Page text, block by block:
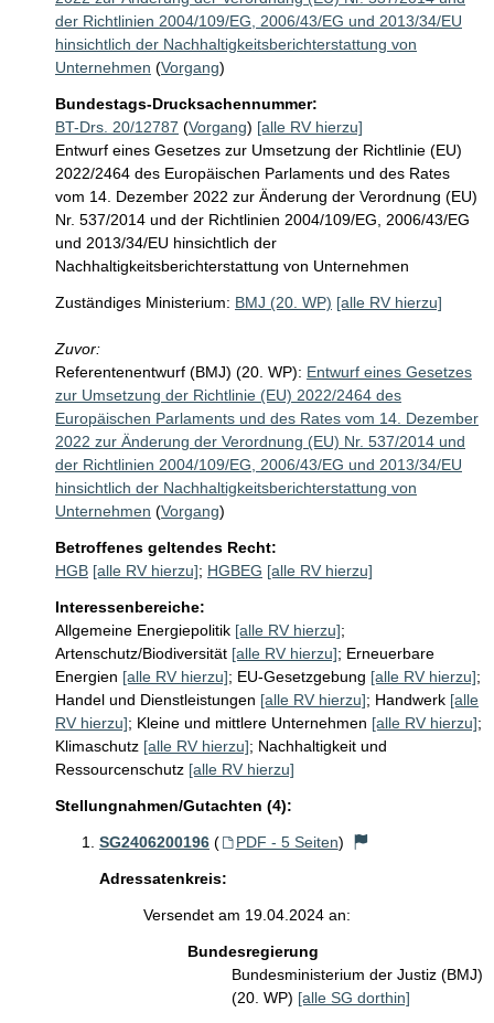
der Richtlinien 2004/109/EG, 2006/43/EG und 2013/34/EU
hinsichtlich der Nachhaltigkeitsberichterstattung von
Unternehmen (Vorgang)
Bundestags-Drucksachennummer:
BT-Drs. 20/12787 (Vorgang) [alle RV hierzu]
Entwurf eines Gesetzes zur Umsetzung der Richtlinie (EU)
2022/2464 des Europäischen Parlaments und des Rates
vom 14. Dezember 2022 zur Änderung der Verordnung (EU)
Nr. 537/2014 und der Richtlinien 2004/109/EG, 2006/43/EG
und 2013/34/EU hinsichtlich der
Nachhaltigkeitsberichterstattung von Unternehmen
Zuständiges Ministerium: BMJ (20. WP) [alle RV hierzu]
Zuvor:
Referentenentwurf (BMJ) (20. WP): Entwurf eines Gesetzes
zur Umsetzung der Richtlinie (EU) 2022/2464 des
Europäischen Parlaments und des Rates vom 14. Dezember
2022 zur Änderung der Verordnung (EU) Nr. 537/2014 und
der Richtlinien 2004/109/EG, 2006/43/EG und 2013/34/EU
hinsichtlich der Nachhaltigkeitsberichterstattung von
Unternehmen (Vorgang)
Betroffenes geltendes Recht:
HGB [alle RV hierzu]; HGBEG [alle RV hierzu]
Interessenbereiche:
Allgemeine Energiepolitik [alle RV hierzu];
Artenschutz/Biodiversität [alle RV hierzu]; Erneuerbare
Energien [alle RV hierzu]; EU-Gesetzgebung [alle RV hierzu];
Handel und Dienstleistungen [alle RV hierzu]; Handwerk [alle
RV hierzu]; Kleine und mittlere Unternehmen [alle RV hierzu];
Klimaschutz [alle RV hierzu]; Nachhaltigkeit und
Ressourcenschutz [alle RV hierzu]
Stellungnahmen/Gutachten (4):
SG2406200196 ( PDF - 5 Seiten)
Adressatenkreis:
Versendet am 19.04.2024 an:
Bundesregierung
Bundesministerium der Justiz (BMJ)
(20. WP) [alle SG dorthin]